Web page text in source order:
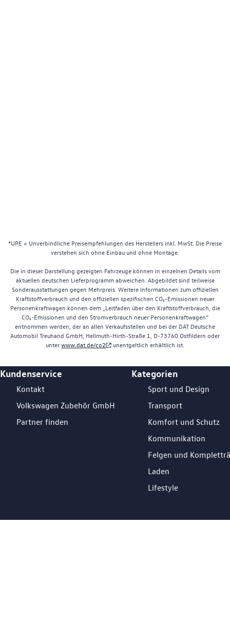
*UPE = Unverbindliche Preisempfehlungen des Herstellers inkl. MwSt. Die Preise
verstehen sich ohne Einbau und ohne Montage.
Die in dieser Darstellung gezeigten Fahrzeuge können in einzelnen Details vom
aktuellen deutschen Lieferprogramm abweichen. Abgebildet sind teilweise
Sonderausstattungen gegen Mehrpreis. Weitere Informationen zum offiziellen
Kraftstoffverbrauch und den offiziellen spezifischen CO₂-Emissionen neuer
Personenkraftwagen können dem „Leitfaden über den Kraftstoffverbrauch, die
CO₂-Emissionen und den Stromverbrauch neuer Personenkraftwagen“
entnommen werden, der an allen Verkaufsstellen und bei der DAT Deutsche
Automobil Treuhand GmbH, Hellmuth-Hirth-Straße 1, D-73760 Ostfildern oder
unterwww.dat.de/co2 unentgeltlich erhältlich ist.
Footer Teaser
Kundenservice
Kontakt
Volkswagen Zubehör GmbH
Partner finden
Kategorien
Sport und Design
Transport
Komfort und Schutz
Kommunikation
Felgen und
Laden
Lifestyle